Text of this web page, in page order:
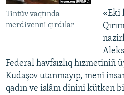
Tintüv vaqtında
merdivenni qırdılar
«Eki
Federal havfsızlıq hızmetiniñ
Kudaşov utanmayıp, meni
qadın ve islâm dinini kütken